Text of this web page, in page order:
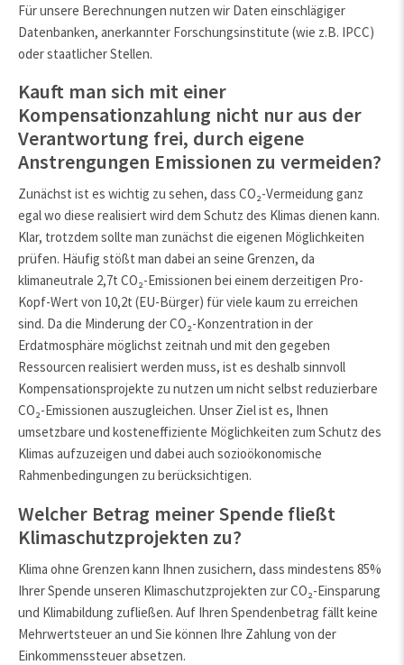
Für unsere Berechnungen nutzen wir Daten einschlägiger
Datenbanken, anerkannter Forschungsinstitute (wie z.B. IPCC)
oder staatlicher Stellen.
Kauft man sich mit einer
Kompensationzahlung nicht nur aus der
Verantwortung frei, durch eigene
Anstrengungen Emissionen zu vermeiden?
Zunächst ist es wichtig zu sehen, dass CO₂-Vermeidung ganz
egal wo diese realisiert wird dem Schutz des Klimas dienen kann.
Klar, trotzdem sollte man zunächst die eigenen Möglichkeiten
prüfen. Häufig stößt man dabei an seine Grenzen, da
klimaneutrale 2,7t CO₂-Emissionen bei einem derzeitigen Pro-
Kopf-Wert von 10,2t (EU-Bürger) für viele kaum zu erreichen
sind. Da die Minderung der CO₂-Konzentration in der
Erdatmosphäre möglichst zeitnah und mit den gegeben
Ressourcen realisiert werden muss, ist es deshalb sinnvoll
Kompensationsprojekte zu nutzen um nicht selbst reduzierbare
CO₂-Emissionen auszugleichen. Unser Ziel ist es, Ihnen
umsetzbare und kosteneffiziente Möglichkeiten zum Schutz des
Klimas aufzuzeigen und dabei auch sozioökonomische
Rahmenbedingungen zu berücksichtigen.
Welcher Betrag meiner Spende fließt
Klimaschutzprojekten zu?
Klima ohne Grenzen kann Ihnen zusichern, dass mindestens 85%
Ihrer Spende unseren Klimaschutzprojekten zur CO₂-Einsparung
und Klimabildung zufließen. Auf Ihren Spendenbetrag fällt keine
Mehrwertsteuer an und Sie können Ihre Zahlung von der
Einkommenssteuer absetzen.